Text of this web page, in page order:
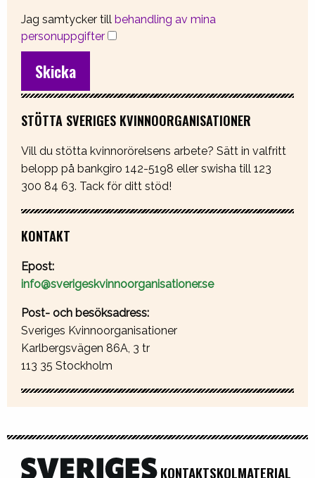
Jag samtycker till behandling av mina
personuppgifter
STÖTTA SVERIGES KVINNOORGANISATIONER
Vill du stötta kvinnorörelsens arbete? Sätt in valfritt
belopp på bankgiro 142-5198 eller swisha till 123
300 84 63. Tack för ditt stöd!
KONTAKT
Epost:
info@sverigeskvinnoorganisationer.se
Post- och besöksadress:
Sveriges Kvinnoorganisationer
Karlbergsvägen 86A, 3 tr
113 35 Stockholm
KONTAKTSKOLMATERIAL